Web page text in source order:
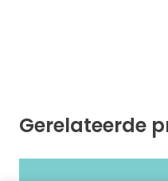
Gerelateerde